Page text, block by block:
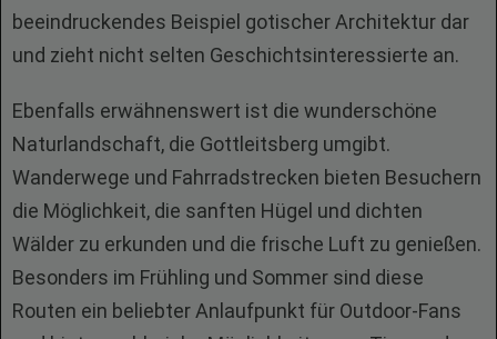
beeindruckendes Beispiel gotischer Architektur dar
und zieht nicht selten Geschichtsinteressierte an.
Ebenfalls erwähnenswert ist die wunderschöne
Naturlandschaft, die Gottleitsberg umgibt.
Wanderwege und Fahrradstrecken bieten Besuchern
die Möglichkeit, die sanften Hügel und dichten
Wälder zu erkunden und die frische Luft zu genießen.
Besonders im Frühling und Sommer sind diese
Routen ein beliebter Anlaufpunkt für Outdoor-Fans